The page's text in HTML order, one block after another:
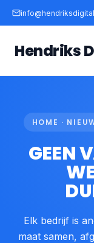
Hendriks
HOME ·
GEEN
Elk bedrijf is
maat samen,